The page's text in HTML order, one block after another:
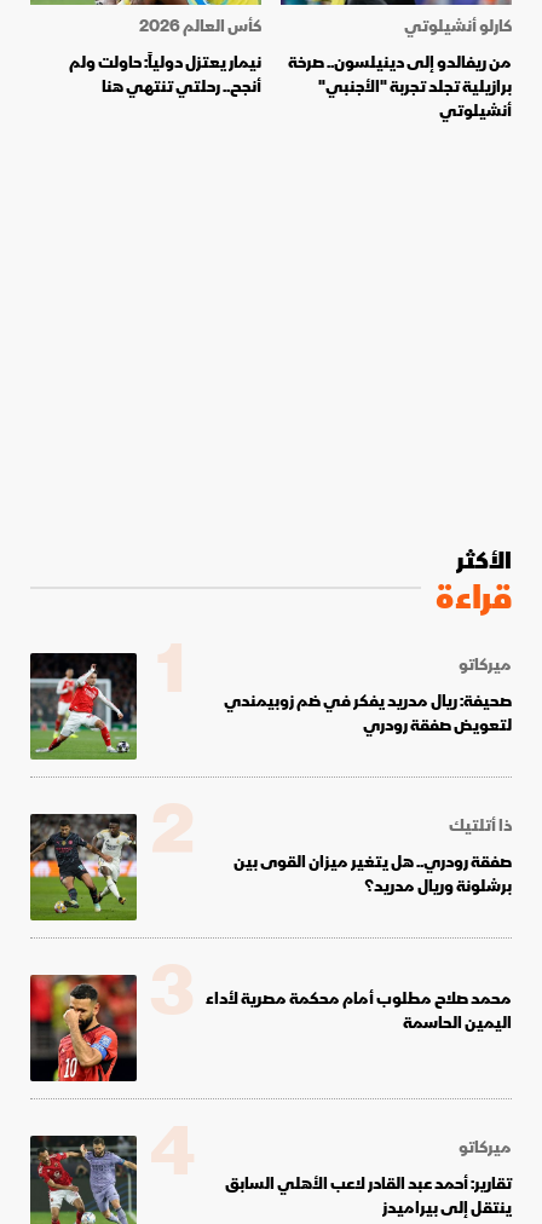
كارلو أنشيلوتي
من ريفالدو إلى دينيلسون.. صرخة
برازيلية تجلد تجربة "الأجنبي"
أنشيلوتي
كأس العالم 2026
نيمار يعتزل دولياً: حاولت ولم
أنجح.. رحلتي تنتهي هنا
الأكثر
قراءة
ميركاتو
صحيفة: ريال مدريد يفكر في ضم زوبيمندي
لتعويض صفقة رودري
1
ذا أتلتيك
صفقة رودري.. هل يتغير ميزان القوى بين
برشلونة وريال مدريد؟
2
محمد صلاح مطلوب أمام محكمة مصرية لأداء
اليمين الحاسمة
3
ميركاتو
تقارير: أحمد عبد القادر لاعب الأهلي السابق
ينتقل إلى بيراميدز
4